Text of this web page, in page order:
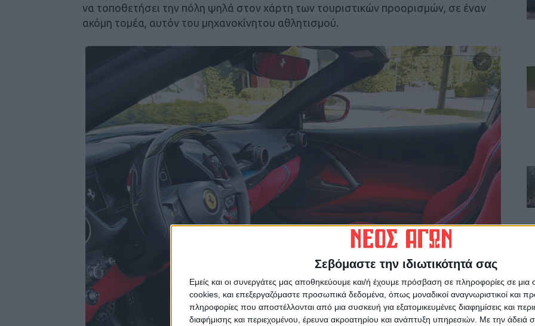
Σεβόμαστε την ιδιωτικότητά σας
Εμείς και οι συνεργάτες μας αποθηκεύουμε και/ή έχουμε πρόσβαση σε πληροφορίες σε
cookies, και επεξεργαζόμαστε προσωπικά δεδομένα, όπως μοναδικοί αναγνωριστικοί και
πληροφορίες που αποστέλλονται από μια συσκευή για εξατομικευμένες διαφημίσεις και
διαφήμισης και περιεχομένου, έρευνα ακροατηρίου και ανάπτυξη υπηρεσιών. Με την άδειά
να τοποθετήσει την πόλη ψηλά στον χάρτη των τουριστικών προορισμών, σε έναν
ακόμη τομέα, αυτόν του μηχανοκίνητου αθλητισμού.